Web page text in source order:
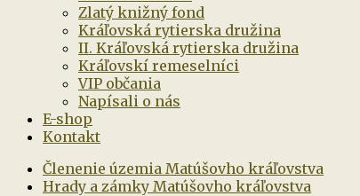
Zlatý knižný fond
Kráľovská rytierska družina
II. Kráľovská rytierska družina
Kráľovskí remeselníci
VIP občania
Napísali o nás
E-shop
Kontakt
Členenie územia Matúšovho kráľovstva
Hrady a zámky Matúšovho kráľovstva